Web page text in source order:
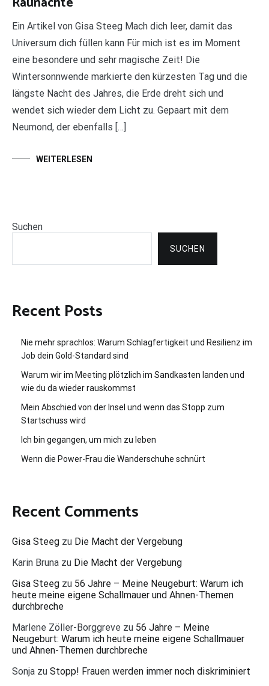
Ein Artikel von Gisa Steeg Mach dich leer, damit das
Universum dich füllen kann Für mich ist es im Moment
eine besondere und sehr magische Zeit! Die
Wintersonnwende markierte den kürzesten Tag und die
längste Nacht des Jahres, die Erde dreht sich und
wendet sich wieder dem Licht zu. Gepaart mit dem
Neumond, der ebenfalls […]
WEITERLESEN
Suchen
SUCHEN
Recent Posts
Nie mehr sprachlos: Warum Schlagfertigkeit und Resilienz im
Job dein Gold-Standard sind
Warum wir im Meeting plötzlich im Sandkasten landen und
wie du da wieder rauskommst
Mein Abschied von der Insel und wenn das Stopp zum
Startschuss wird
Ich bin gegangen, um mich zu leben
Wenn die Power-Frau die Wanderschuhe schnürt
Recent Comments
Gisa Steeg zu Die Macht der Vergebung
Karin Bruna zu Die Macht der Vergebung
Gisa Steeg zu 56 Jahre – Meine Neugeburt: Warum ich
heute meine eigene Schallmauer und Ahnen-Themen
durchbreche
Marlene Zöller-Borggreve zu 56 Jahre – Meine
Neugeburt: Warum ich heute meine eigene Schallmauer
und Ahnen-Themen durchbreche
Sonja zu Stopp! Frauen werden immer noch diskriminiert